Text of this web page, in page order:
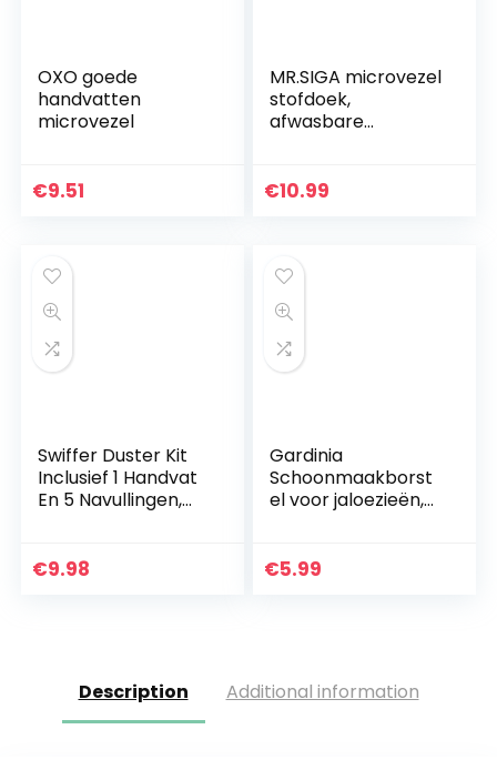
OXO goede
handvatten
microvezel
€9.51
MR.SIGA microvezel
stofdoek,
afwasbare
€10.99
Swiffer Duster Kit
Inclusief 1 Handvat
En 5 Navullingen,
Haar Vast Dan Een
€9.98
Gardinia
Schoonmaakborst
el voor jaloezieën,
cm
€5.99
Description Additional information